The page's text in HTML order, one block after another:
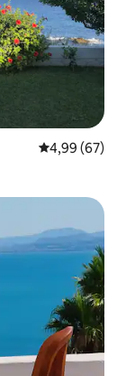
Gemiddelde
4,99 (67)